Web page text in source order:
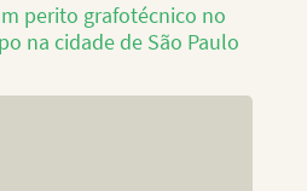
perito grafotécnico no
na cidade de São Paulo